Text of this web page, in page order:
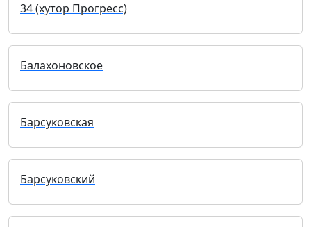
34 (хутор Прогресс)
Балахоновское
Барсуковская
Барсуковский